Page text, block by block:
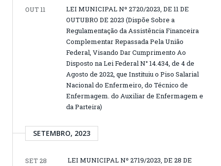
OUT 11
LEI MUNICIPAL Nº 2720/2023, DE 11 DE
OUTUBRO DE 2023 (Dispõe Sobre a
Regulamentação da Assistência Financeira
Complementar Repassada Pela União
Federal, Visando Dar Cumprimento Ao
Disposto na Lei Federal N° 14.434, de 4 de
Agosto de 2022, que Instituiu o Piso Salarial
Nacional do Enfermeiro, do Técnico de
Enfermagem. do Auxiliar de Enfermagem e
da Parteira)
SETEMBRO, 2023
SET 28
LEI MUNICIPAL Nº 2719/2023, DE 28 DE